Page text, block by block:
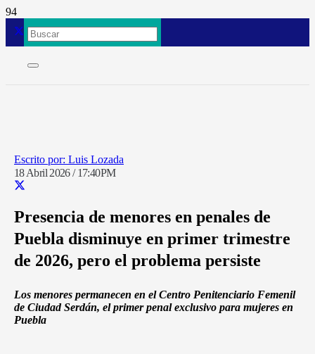
Luis Lozada
18 Abril 2026 / 17:40PM
Presencia de menores en penales de
Puebla disminuye en primer trimestre
de 2026, pero el problema persiste
Los menores permanecen en el Centro Penitenciario Femenil
de Ciudad Serdán, el primer penal exclusivo para mujeres en
Puebla